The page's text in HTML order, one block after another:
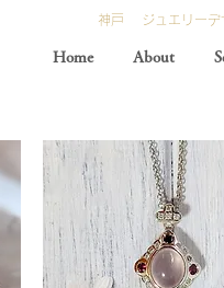
神戸 ジュエリーデ
Home About